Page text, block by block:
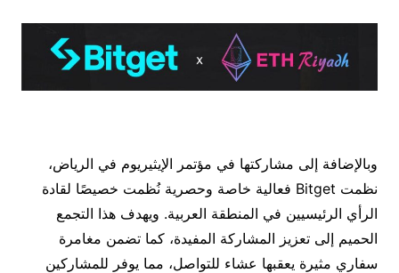
وبالإضافة إلى مشاركتها في مؤتمر الإيثيريوم في الرياض،
نظمت Bitget فعالية خاصة وحصرية نُظمت خصيصًا لقادة
الرأي الرئيسيين في المنطقة العربية. ويهدف هذا التجمع
الحميم إلى تعزيز المشاركة المفيدة، كما تضمن مغامرة
سفاري مثيرة يعقبها عشاء للتواصل، مما يوفر للمشاركين